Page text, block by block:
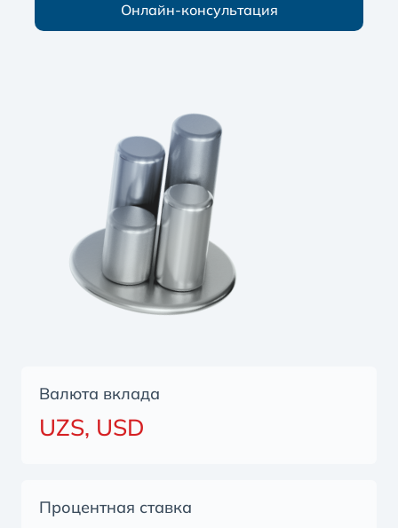
Онлайн-консультация
Валюта вклада
UZS, USD
Процентная ставка